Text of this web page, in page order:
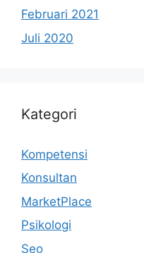
Februari 2021
Juli 2020
Kategori
Kompetensi
Konsultan
MarketPlace
Psikologi
Seo